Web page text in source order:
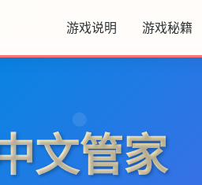
游戏说明 游戏秘籍
文管家